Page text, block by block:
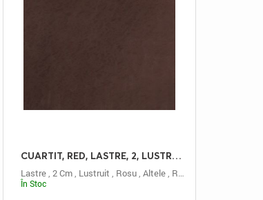
CUARTIT, RED, LASTRE, 2, LUSTRUIT
Lastre, 2 Cm, Lustruit , Rosu, Altele, Red
În Stoc